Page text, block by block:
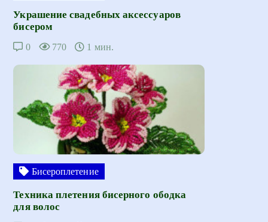
Украшение свадебных аксессуаров
бисером
0 770 1 мин.
Бисероплетение
Техника плетения бисерного ободка
для волос